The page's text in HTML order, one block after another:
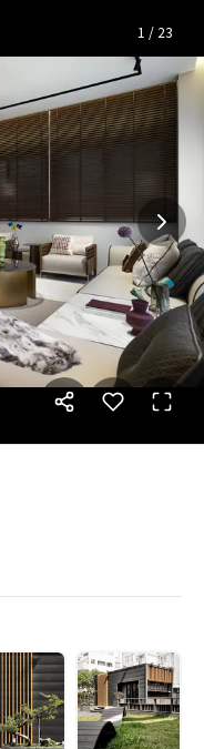
搭風｜80
1 / 23